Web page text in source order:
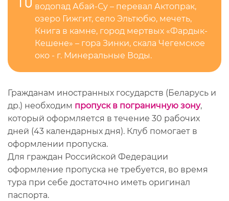
водопад Абай-Су – перевал Актопрак,
озеро Гижгит, село Эльтюбю, мечеть,
Книга в камне, город мертвых «Фардык-
Кешене» – гора Зинки, скала Чегемское
око - г. Минеральные Воды.
Гражданам иностранных государств (Беларусь и
др.) необходим пропуск в пограничную зону,
который оформляется в течение 30 рабочих
дней (43 календарных дня). Клуб помогает в
оформлении пропуска.
Для граждан Российской Федерации
оформление пропуска не требуется, во время
тура при себе достаточно иметь оригинал
паспорта.